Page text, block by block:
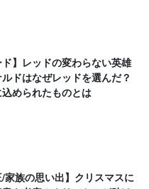
ド】レッドの変わらない英雄
ドはなぜレッドを選んだ？
められたものとは
/家族の思い出】クリスマスに